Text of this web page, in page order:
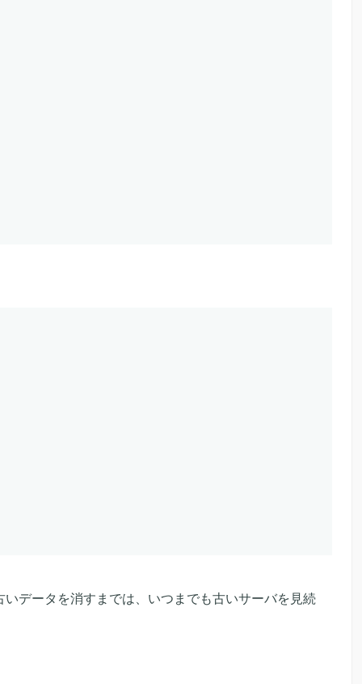
いデータを消すまでは、いつまでも古いサーバを見続